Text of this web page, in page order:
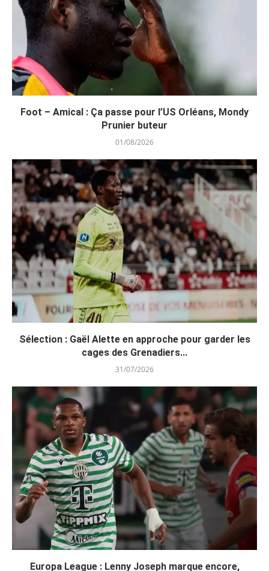
Foot – Amical : Ça passe pour l’US Orléans, Mondy
Prunier buteur
01/08/2026
Sélection : Gaël Alette en approche pour garder les
cages des Grenadiers...
31/07/2026
Europa League : Lenny Joseph marque encore,